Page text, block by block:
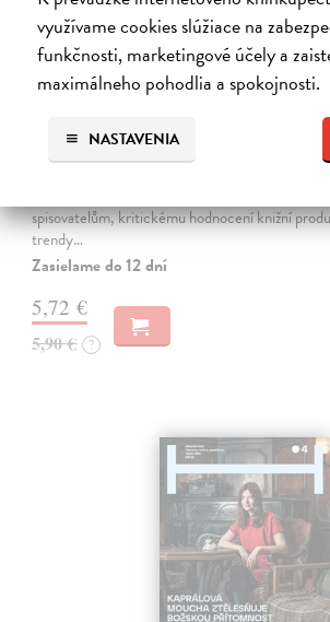
využívame cookies slúžiace na
funkčnosti, marketingové účely a
maximálneho pohodlia a spokojnosti.
NASTAVENIA
Host 5/2026
kolektív autorov| Časopis
spisovatelům, kritickému hodnocení knižní
trendy…
Zasielame do 12 dní
5,72 €
5,90 € ?